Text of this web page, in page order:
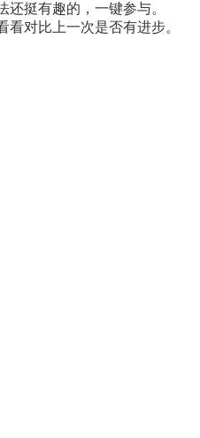
挺有趣的，一键参与。
对比上一次是否有进步。